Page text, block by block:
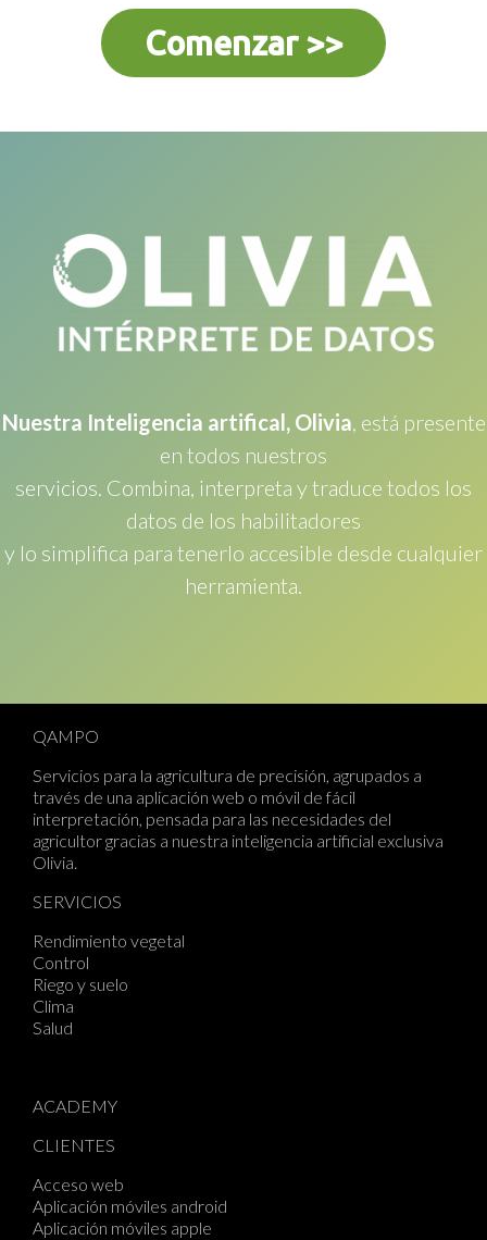
Comenzar >>
Nuestra Inteligencia artifical, Olivia, está presente
en todos nuestros
servicios. Combina, interpreta y traduce todos los
datos de los habilitadores
y lo simplifica para tenerlo accesible desde cualquier
herramienta.
QAMPO
Servicios para la agricultura de precisión, agrupados a
través de una aplicación web o móvil de fácil
interpretación, pensada para las necesidades del
agricultor gracias a nuestra inteligencia artificial exclusiva
Olivia.
SERVICIOS
Rendimiento vegetal
Control
Riego y suelo
Clima
Salud
ACADEMY
CLIENTES
Acceso web
Aplicación móviles android
Aplicación móviles apple